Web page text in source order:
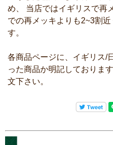
め、 当店ではイギリスで再
での再メッキよりも2~3割
す。
各商品ページに、イギリス/
った商品か明記しておりま
文下さい。